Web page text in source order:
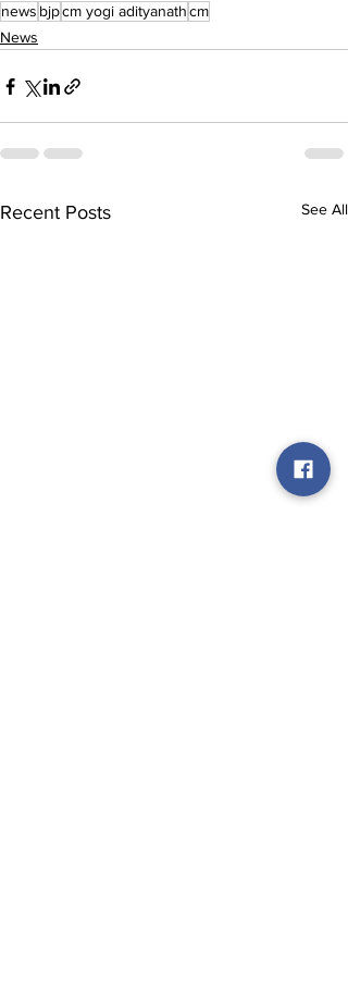
news bjpcm yogi adityanathcm
News
Recent Posts See All